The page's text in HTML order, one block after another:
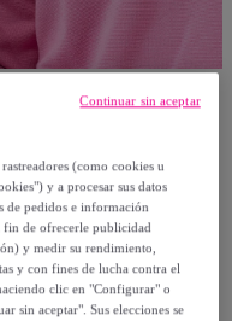
(como cookies u
y a procesar sus datos
de pedidos e información
fin de ofrecerle publicidad
y medir su rendimiento,
y con fines de lucha contra el
clic en "Configurar" o
sin aceptar". Sus elecciones se
Continuar sin aceptar